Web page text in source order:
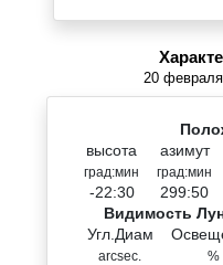
20
высота
град:мин
-22:30
азимут
град:мин
299:50
Видимость
Угл.Диам
arcsec. %